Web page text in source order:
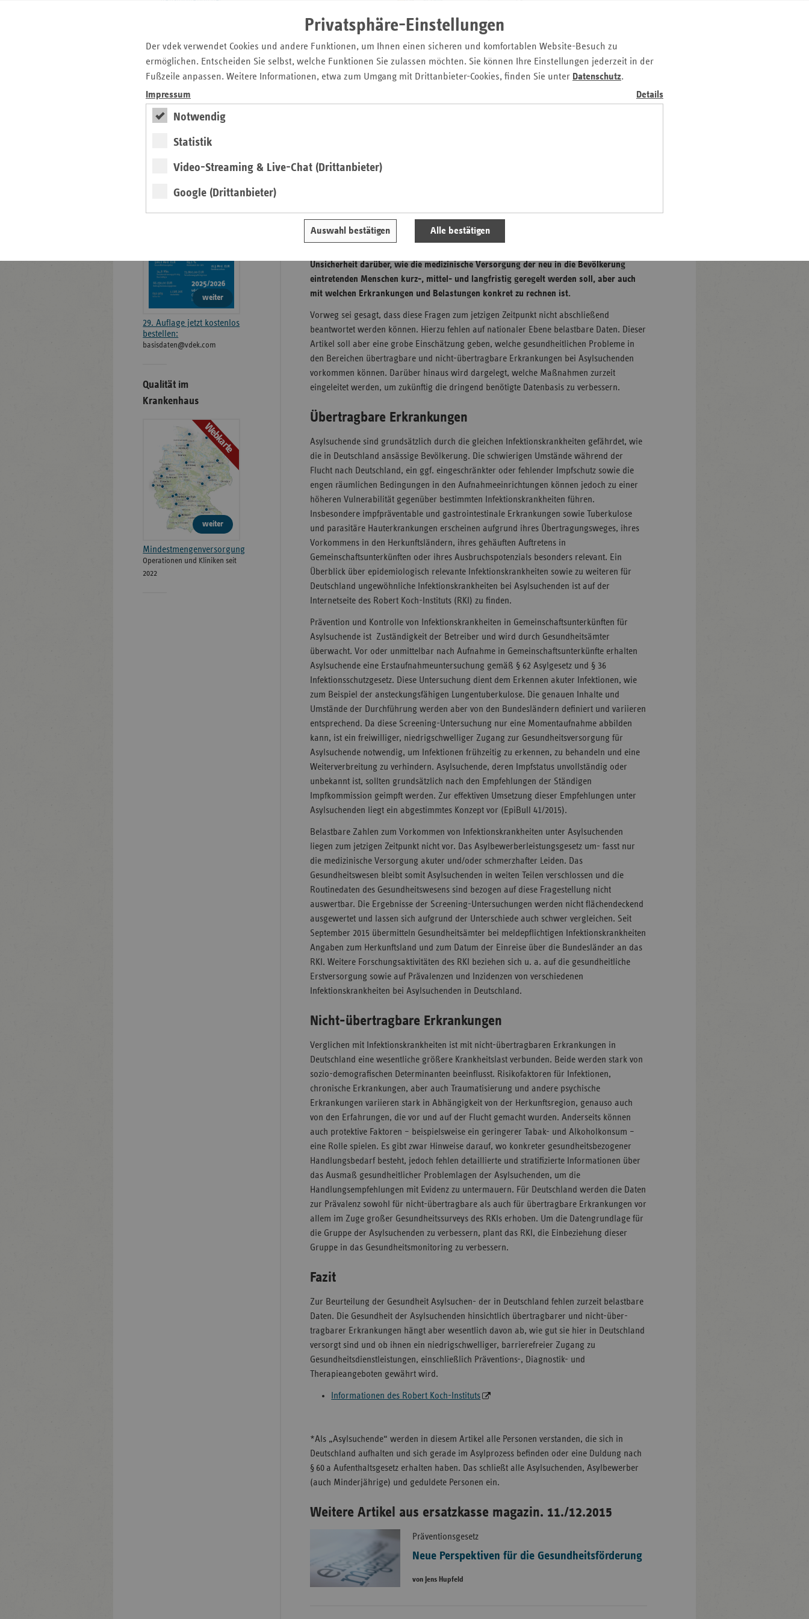
Privatsphäre-Einstellungen
Der vdek verwendet Cookies und andere Funktionen, um Ihnen einen sicheren und komfortablen Website-Besuch zu
ermöglichen. Entscheiden Sie selbst, welche Funktionen Sie zulassen möchten. Sie können Ihre Einstellungen jederzeit in der
Fußzeile anpassen. Weitere Informationen, etwa zum Umgang mit Drittanbieter-Cookies, finden Sie unter Datenschutz.
Impressum
Details
Notwendig
Statistik
Video-Streaming & Live-Chat (Drittanbieter)
Google (Drittanbieter)
Auswahl bestätigen Alle bestätigen
Sachsen
Sachsen-
Schleswig-
Das deutsche Gesundheitswesen wird derzeit durch die hohe Anzahl Asylsuchender*
vor neue Herausforderungen gestellt. Es herrscht bei Akteuren in unterschiedlichen
Unsicherheit darüber, wie die medizinische Versorgung der neu in die Bevölkerung
eintretenden Menschen kurz-, mittel- und langfristig geregelt werden soll, aber auch
mit welchen Erkrankungen und Belastungen konkret zu rechnen ist.
Vorweg sei gesagt, dass diese Fragen zum jetzigen Zeitpunkt nicht abschließend
beantwortet werden können. Hierzu fehlen auf nationaler Ebene belastbare Daten. Dieser
Artikel soll aber eine grobe Einschätzung geben, welche gesundheitlichen Probleme in
den Bereichen übertragbare und nicht-übertragbare Erkrankungen bei Asylsuchenden
vorkommen können. Darüber hinaus wird dargelegt, welche Maßnahmen zurzeit
eingeleitet werden, um zukünftig die dringend benötigte Datenbasis zu verbessern.
Übertragbare Erkrankungen
Asylsuchende sind grundsätzlich durch die gleichen Infektionskrankheiten gefährdet, wie
die in Deutschland ansässige Bevölkerung. Die schwierigen Umstände während der
Flucht nach Deutschland, ein ggf. eingeschränkter oder fehlender Impfschutz sowie die
engen räumlichen Bedingungen in den Aufnahmeeinrichtungen können jedoch zu einer
höheren Vulnerabilität gegenüber bestimmten Infektionskrankheiten führen.
Insbesondere impfpräventable und gastrointestinale Erkrankungen sowie Tuberkulose
und parasitäre Hauterkrankungen erscheinen aufgrund ihres Übertragungsweges, ihres
Vorkommens in den Herkunftsländern, ihres gehäuften Auftretens in
Gemeinschaftsunterkünften oder ihres Ausbruchspotenzials besonders relevant. Ein
Überblick über epidemiologisch relevante Infektionskrankheiten sowie zu weiteren für
Deutschland ungewöhnliche Infektionskrankheiten bei Asylsuchenden ist auf der
Internetseite des Robert Koch-Instituts (RKI) zu finden.
Prävention und Kontrolle von Infektionskrankheiten in Gemeinschaftsunterkünften für
Asylsuchende ist Zuständigkeit der Betreiber und wird durch Gesundheitsämter
überwacht. Vor oder unmittelbar nach Aufnahme in Gemeinschaftsunterkünfte erhalten
Asylsuchende eine Erstaufnahmeuntersuchung gemäß § 62 Asylgesetz und § 36
Infektionsschutzgesetz. Diese Untersuchung dient dem Erkennen akuter Infektionen, wie
zum Beispiel der ansteckungsfähigen Lungentuberkulose. Die genauen Inhalte und
Umstände der Durchführung werden aber von den Bundesländern definiert und variieren
entsprechend. Da diese Screening-Untersuchung nur eine Momentaufnahme abbilden
kann, ist ein freiwilliger, niedrigschwelliger Zugang zur Gesundheitsversorgung für
Asylsuchende notwendig, um Infektionen frühzeitig zu erkennen, zu behandeln und eine
Weiterverbreitung zu verhindern. Asylsuchende, deren Impfstatus unvollständig oder
unbekannt ist, sollten grundsätzlich nach den Empfehlungen der Ständigen
Impfkommission geimpft werden. Zur effektiven Umsetzung dieser Empfehlungen unter
Asylsuchenden liegt ein abgestimmtes Konzept vor (EpiBull 41/2015).
Belastbare Zahlen zum Vorkommen von Infektionskrankheiten unter Asylsuchenden
liegen zum jetzigen Zeitpunkt nicht vor. Das Asylbewerberleistungsgesetz um- fasst nur
die medizinische Versorgung akuter und/oder schmerzhafter Leiden. Das
Gesundheitswesen bleibt somit Asylsuchenden in weiten Teilen verschlossen und die
Routinedaten des Gesundheitswesens sind bezogen auf diese Fragestellung nicht
auswertbar. Die Ergebnisse der Screening-Untersuchungen werden nicht flächendeckend
ausgewertet und lassen sich aufgrund der Unterschiede auch schwer vergleichen. Seit
September 2015 übermitteln Gesundheitsämter bei meldepflichtigen Infektionskrankheiten
Angaben zum Herkunftsland und zum Datum der Einreise über die Bundesländer an das
RKI. Weitere Forschungsaktivitäten des RKI beziehen sich u. a. auf die gesundheitliche
Erstversorgung sowie auf Prävalenzen und Inzidenzen von verschiedenen
Infektionskrankheiten bei Asylsuchenden in Deutschland.
Nicht-übertragbare Erkrankungen
Verglichen mit Infektionskrankheiten ist mit nicht-übertragbaren Erkrankungen in
Deutschland eine wesentliche größere Krankheitslast verbunden. Beide werden stark von
sozio-demografischen Determinanten beeinflusst. Risikofaktoren für Infektionen,
chronische Erkrankungen, aber auch Traumatisierung und andere psychische
Erkrankungen variieren stark in Abhängigkeit von der Herkunftsregion, genauso auch
von den Erfahrungen, die vor und auf der Flucht gemacht wurden. Anderseits können
auch protektive Faktoren – beispielsweise ein geringerer Tabak- und Alkoholkonsum –
eine Rolle spielen. Es gibt zwar Hinweise darauf, wo konkreter gesundheitsbezogener
Handlungsbedarf besteht, jedoch fehlen detaillierte und stratifizierte Informationen über
das Ausmaß gesundheitlicher Problemlagen der Asylsuchenden, um die
Handlungsempfehlungen mit Evidenz zu untermauern. Für Deutschland werden die Daten
zur Prävalenz sowohl für nicht-übertragbare als auch für übertragbare Erkrankungen vor
allem im Zuge großer Gesundheitssurveys des RKIs erhoben. Um die Datengrundlage für
die Gruppe der Asylsuchenden zu verbessern, plant das RKI, die Einbeziehung dieser
Gruppe in das Gesundheitsmonitoring zu verbessern.
Fazit
Zur Beurteilung der Gesundheit Asylsuchen- der in Deutschland fehlen zurzeit belastbare
Daten. Die Gesundheit der Asylsuchenden hinsichtlich übertragbarer und nicht-über-
tragbarer Erkrankungen hängt aber wesentlich davon ab, wie gut sie hier in Deutschland
versorgt sind und ob ihnen ein niedrigschwelliger, barrierefreier Zugang zu
Gesundheitsdienstleistungen, einschließlich Präventions-, Diagnostik- und
Therapieangeboten gewährt wird.
Informationen des Robert Koch-Instituts
*Als „Asylsuchende“ werden in diesem Artikel alle Personen verstanden, die sich in
Deutschland aufhalten und sich gerade im Asylprozess befinden oder eine Duldung nach
§ 60 a Aufenthaltsgesetz erhalten haben. Das schließt alle Asylsuchenden, Asylbewerber
(auch Minderjährige) und geduldete Personen ein.
Weitere Artikel aus ersatzkasse magazin. 11./12.2015
Präventionsgesetz
Neue Perspektiven für die Gesundheitsförderung
von Jens Hupfeld
Archiv
Impressum Magazin
Informationen
erschienen
Broschüre
weiter
29. Auflage jetzt kostenlos
bestellen:
basisdaten@vdek.com
Qualität im
Krankenhaus
Webkarte
weiter
Mindestmengenversorgung
Operationen und Kliniken seit
2022